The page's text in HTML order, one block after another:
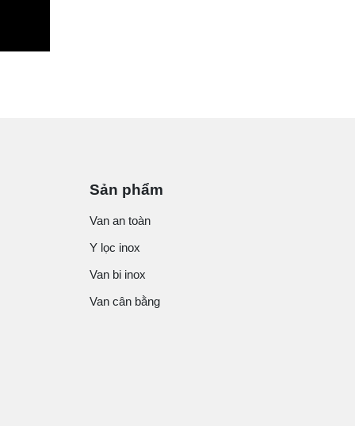
Sản phẩm
Van an toàn
Y lọc inox
Van bi inox
Van cân bằng